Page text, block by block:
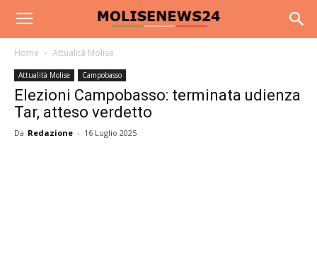
Home Attualità Molise
Attualità Molise Campobasso
Elezioni Campobasso: terminata udienza
Tar, atteso verdetto
Da Redazione - 16 Luglio 2025